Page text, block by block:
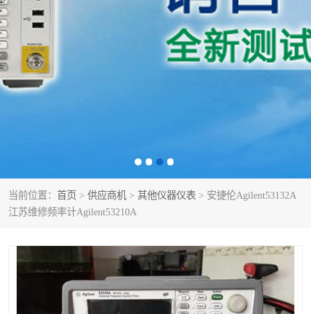
当前位置： 首页 > 供应商机 > 其他仪器仪表 > 安捷伦Agilent53132A
江苏维修频率计Agilent53210A
蓝牙测试仪 网络分析仪
过程校验仪 电桥测试仪
泰克示波器
函数信号发生器
校准仪 阻抗分析仪
音频分析仪